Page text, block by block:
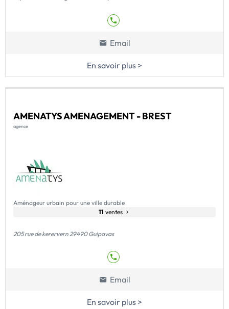
Email
En savoir plus >
AMENATYS AMENAGEMENT - BREST
agence
Aménageur urbain pour une ville durable
11 ventes
205 rue de kerervern 29490 Guipavas
Email
En savoir plus >